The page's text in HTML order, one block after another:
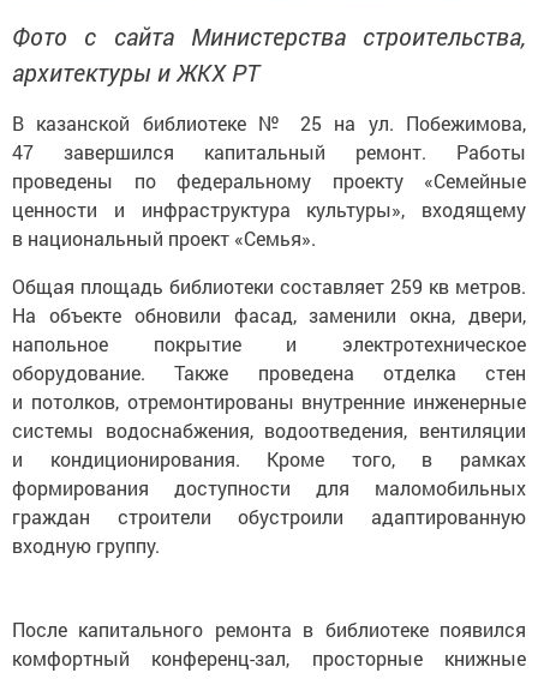
Фото с сайта Министерства строительства,
архитектуры и ЖКХ РТ
В казанской библиотеке № 25 на ул. Побежимова,
47 завершился капитальный ремонт. Работы
проведены по федеральному проекту «Семейные
ценности и инфраструктура культуры», входящему
в национальный проект «Семья».
Общая площадь библиотеки составляет 259 кв метров.
На объекте обновили фасад, заменили окна, двери,
напольное покрытие и электротехническое
оборудование. Также проведена отделка стен
и потолков, отремонтированы внутренние инженерные
системы водоснабжения, водоотведения, вентиляции
и кондиционирования. Кроме того, в рамках
формирования доступности для маломобильных
граждан строители обустроили адаптированную
входную группу.
После капитального ремонта в библиотеке появился
комфортный конференц-зал, просторные книжные